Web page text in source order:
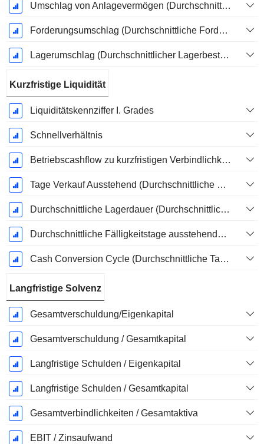
Umschlag von Anlagevermögen (Durchschnittliches Anlagevermögen)
Forderungsumschlag (Durchschnittliche Forderungen)
Lagerumschlag (Durchschnittlicher Lagerbestand)
Kurzfristige Liquidität
Liquiditätskennziffer I. Grades
Schnellverhältnis
Betriebscashflow zu kurzfristigen Verbindlichkeiten
Tage Verkauf Ausstehend (Durchschnittliche Forderungen)
Durchschnittliche Lagerdauer (Durchschnittlicher Lagerbestand)
Durchschnittliche Fälligkeitstage ausstehender Zahlungen
Cash Conversion Cycle (Durchschnittliche Tage)
Langfristige Solvenz
Gesamtverschuldung/Eigenkapital
Gesamtverschuldung / Gesamtkapital
Langfristige Schulden / Eigenkapital
Langfristige Schulden / Gesamtkapital
Gesamtverbindlichkeiten / Gesamtaktiva
EBIT / Zinsaufwand